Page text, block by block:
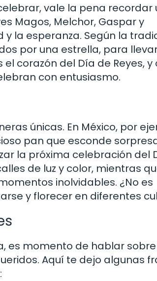
vale la pena recordar
Magos, Melchor, Gaspar y
la esperanza. Según la
por una estrella, para
corazón del Día de Reyes, y
con entusiasmo.
únicas. En México, por
pan que esconde
la próxima celebración del
de luz y color, mientras
inolvidables. ¿No es
y florecer en diferentes
es momento de hablar
Aquí te dejo algunas